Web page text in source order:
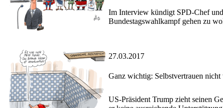
Im Interview kündigt SPD-Chef
Bundestagswahlkampf gehen zu
27.03.2017
Ganz wichtig: Selbstvertrauen nicht
US-Präsident Trump zieht seinen